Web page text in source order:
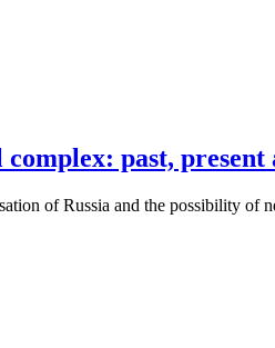
past, present
of Russia and the possibility of